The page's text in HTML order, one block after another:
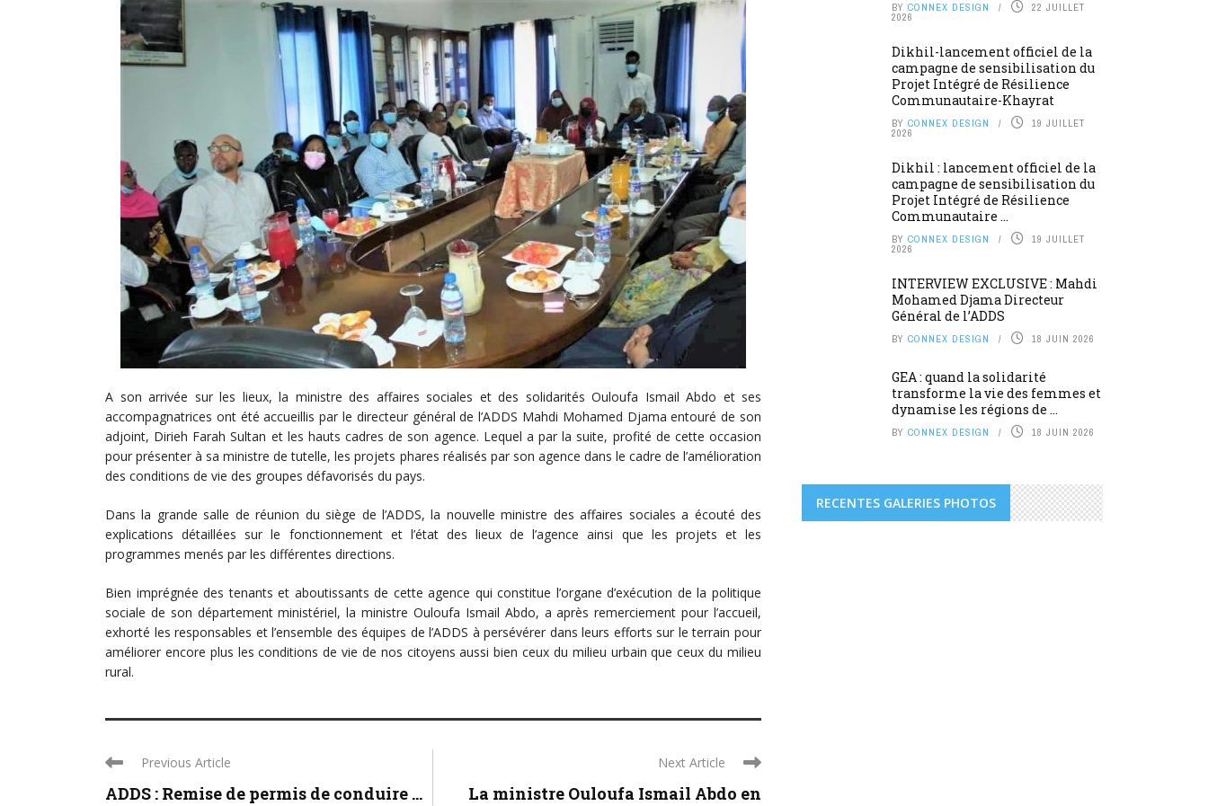
A son arrivée sur les lieux, la ministre des affaires sociales et des solidarités Ouloufa Ismail Abdo et ses
accompagnatrices ont été accueillis par le directeur général de l’ADDS Mahdi Mohamed Djama entouré de son
adjoint, Dirieh Farah Sultan et les hauts cadres de son agence. Lequel a par la suite, profité de cette occasion
pour présenter à sa ministre de tutelle, les projets phares réalisés par son agence dans le cadre de l’amélioration
des conditions de vie des groupes défavorisés du pays.
Dans la grande salle de réunion du siège de l’ADDS, la nouvelle ministre des affaires sociales a écouté des
explications détaillées sur le fonctionnement et l’état des lieux de l’agence ainsi que les projets et les
programmes menés par les différentes directions.
Bien imprégnée des tenants et aboutissants de cette agence qui constitue l’organe d’exécution de la politique
sociale de son département ministériel, la ministre Ouloufa Ismail Abdo, a après remerciement pour l’accueil,
exhorté les responsables et l’ensemble des équipes de l’ADDS à persévérer dans leurs efforts sur le terrain pour
améliorer encore plus les conditions de vie de nos citoyens aussi bien ceux du milieu urbain que ceux du milieu
rural.
Previous Article
ADDS : Remise de permis de conduire ...
Next Article
La ministre Ouloufa Ismail Abdo en
BY CONNEX DESIGN 22 JUILLET
2026
Dikhil-lancement officiel de la
campagne de sensibilisation du
Projet Intégré de Résilience
Communautaire-Khayrat
BY CONNEX DESIGN 19 JUILLET
2026
Dikhil : lancement officiel de la
campagne de sensibilisation du
Projet Intégré de Résilience
Communautaire ...
BY CONNEX DESIGN 19 JUILLET
2026
INTERVIEW EXCLUSIVE : Mahdi
Mohamed Djama Directeur
Général de l’ADDS
BY CONNEX DESIGN 18 JUIN 2026
GEA : quand la solidarité
transforme la vie des femmes et
dynamise les régions de ...
BY CONNEX DESIGN 18 JUIN 2026
RECENTES GALERIES PHOTOS